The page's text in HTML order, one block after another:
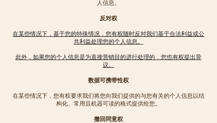
人信息。
反对权
在某些情况下，基于您的特殊情况，您有权随时反对我们基于合法利益或公
共利益处理您的个人信息。
此外，如果您的个人信息是为直接营销目的进行处理的，您也有权提出异
议。
数据可携带性权
在某些情况下，您有权要求我们将您向我们提供的与您有关的个人信息以结
构化、常用且机器可读的格式提供给您。
撤回同意权